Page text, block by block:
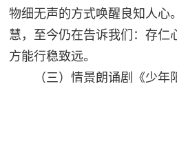
物细无声的方式唤醒良知人心
慧，至今仍在告诉我们：存仁
方能行稳致远。
（三）情景朗诵剧《少年阳